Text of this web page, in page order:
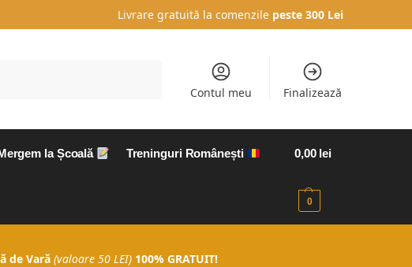
Livrare gratuită la comenzile peste 300 Lei
Contul meu Finalizează
la Școală Treninguri Românești 0,00 lei
0
de Vară (valoare 50 LEI) 100% GRATUIT!